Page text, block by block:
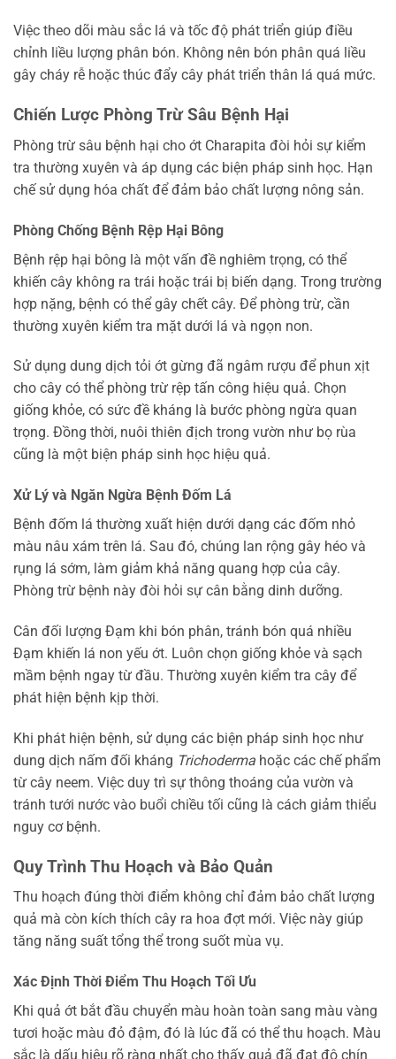
Việc theo dõi màu sắc lá và tốc độ phát triển giúp điều
chỉnh liều lượng phân bón. Không nên bón phân quá liều
gây cháy rễ hoặc thúc đẩy cây phát triển thân lá quá mức.
Chiến Lược Phòng Trừ Sâu Bệnh Hại
Phòng trừ sâu bệnh hại cho ớt Charapita đòi hỏi sự kiểm
tra thường xuyên và áp dụng các biện pháp sinh học. Hạn
chế sử dụng hóa chất để đảm bảo chất lượng nông sản.
Phòng Chống Bệnh Rệp Hại Bông
Bệnh rệp hại bông là một vấn đề nghiêm trọng, có thể
khiến cây không ra trái hoặc trái bị biến dạng. Trong trường
hợp nặng, bệnh có thể gây chết cây. Để phòng trừ, cần
thường xuyên kiểm tra mặt dưới lá và ngọn non.
Sử dụng dung dịch tỏi ớt gừng đã ngâm rượu để phun xịt
cho cây có thể phòng trừ rệp tấn công hiệu quả. Chọn
giống khỏe, có sức đề kháng là bước phòng ngừa quan
trọng. Đồng thời, nuôi thiên địch trong vườn như bọ rùa
cũng là một biện pháp sinh học hiệu quả.
Xử Lý và Ngăn Ngừa Bệnh Đốm Lá
Bệnh đốm lá thường xuất hiện dưới dạng các đốm nhỏ
màu nâu xám trên lá. Sau đó, chúng lan rộng gây héo và
rụng lá sớm, làm giảm khả năng quang hợp của cây.
Phòng trừ bệnh này đòi hỏi sự cân bằng dinh dưỡng.
Cân đối lượng Đạm khi bón phân, tránh bón quá nhiều
Đạm khiến lá non yếu ớt. Luôn chọn giống khỏe và sạch
mầm bệnh ngay từ đầu. Thường xuyên kiểm tra cây để
phát hiện bệnh kịp thời.
Khi phát hiện bệnh, sử dụng các biện pháp sinh học như
dung dịch nấm đối kháng Trichoderma hoặc các chế phẩm
từ cây neem. Việc duy trì sự thông thoáng của vườn và
tránh tưới nước vào buổi chiều tối cũng là cách giảm thiểu
nguy cơ bệnh.
Quy Trình Thu Hoạch và Bảo Quản
Thu hoạch đúng thời điểm không chỉ đảm bảo chất lượng
quả mà còn kích thích cây ra hoa đợt mới. Việc này giúp
tăng năng suất tổng thể trong suốt mùa vụ.
Xác Định Thời Điểm Thu Hoạch Tối Ưu
Khi quả ớt bắt đầu chuyển màu hoàn toàn sang màu vàng
tươi hoặc màu đỏ đậm, đó là lúc đã có thể thu hoạch. Màu
sắc là dấu hiệu rõ ràng nhất cho thấy quả đã đạt độ chín